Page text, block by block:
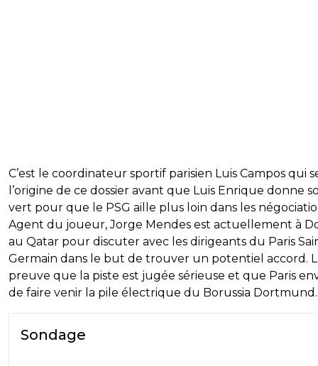
C’est le coordinateur sportif parisien Luis Campos qui
l’origine de ce dossier avant que Luis Enrique donne
vert pour que le PSG aille plus loin dans les
Agent du joueur, Jorge Mendes est actuellement à
au Qatar pour discuter avec les dirigeants du Paris
Germain dans le but de trouver un potentiel accord.
preuve que la piste est jugée sérieuse et que Paris
de faire venir la pile électrique du Borussia Dortmund.
Sondage